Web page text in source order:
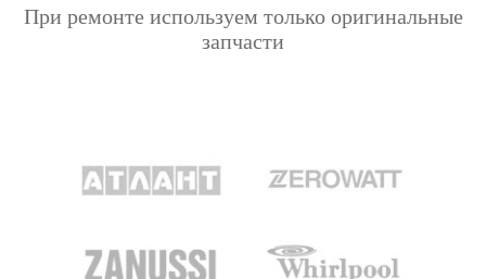
При ремонте используем только оригинальные
запчасти